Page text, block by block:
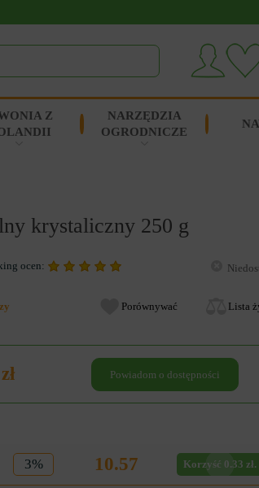
Z
NARZĘDZIA
OGRODNICZE
krystaliczny 250 g
ocen:
Porównywać Lista
Powiadom o dostępności
3% 10.57 Korzyść 0.33 zł.